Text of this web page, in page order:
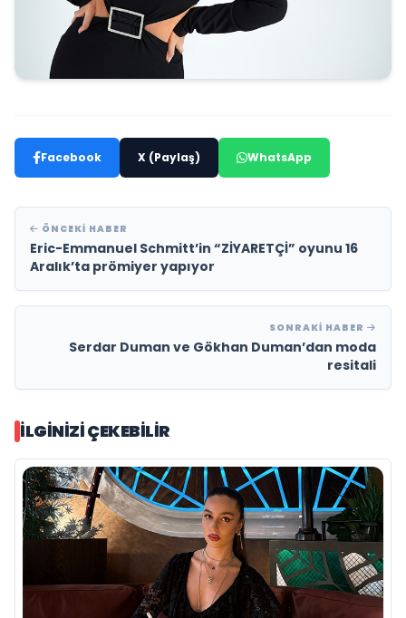
Facebook X (Paylaş) WhatsApp
ÖNCEKI HABER
Eric-Emmanuel Schmitt’in “ZİYARETÇİ” oyunu 16
Aralık’ta prömiyer yapıyor
SONRAKI HABER
Serdar Duman ve Gökhan Duman’dan moda
resitali
İLGINIZI ÇEKEBILIR